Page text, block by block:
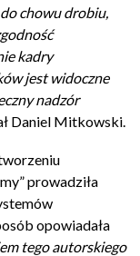
chowu drobiu,
kadry
jest widoczne
nadzór
Daniel Mitkowski.
prowadziła
opowiadała
tego autorskiego